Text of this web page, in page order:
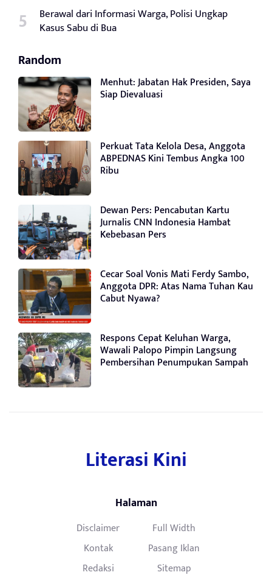
Berawal dari Informasi Warga, Polisi Ungkap
Kasus Sabu di Bua
Random
Menhut: Jabatan Hak Presiden, Saya
Siap Dievaluasi
Perkuat Tata Kelola Desa, Anggota
ABPEDNAS Kini Tembus Angka 100
Ribu
Dewan Pers: Pencabutan Kartu
Jurnalis CNN Indonesia Hambat
Kebebasan Pers
Cecar Soal Vonis Mati Ferdy Sambo,
Anggota DPR: Atas Nama Tuhan Kau
Cabut Nyawa?
Respons Cepat Keluhan Warga,
Wawali Palopo Pimpin Langsung
Pembersihan Penumpukan Sampah
Literasi Kini
Halaman
Disclaimer
Full Width
Kontak
Pasang Iklan
Redaksi
Sitemap